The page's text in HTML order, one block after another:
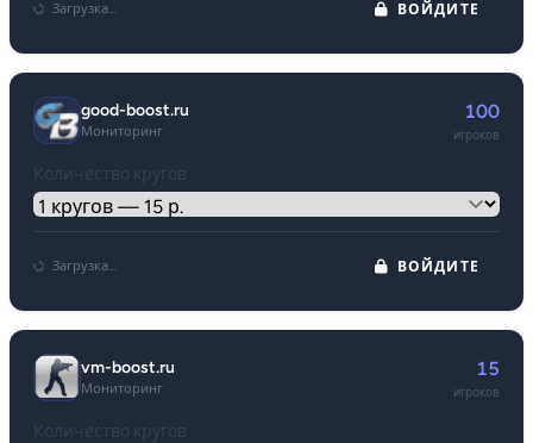
Загрузка... ВОЙДИТЕ
good-boost.ru
Мониторинг
100
игроков
Количество кругов
Загрузка... ВОЙДИТЕ
vm-boost.ru
Мониторинг
15
игроков
Количество кругов